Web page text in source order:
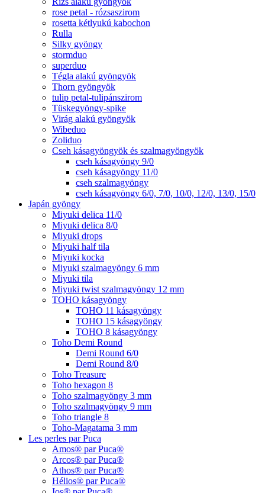
rose petal - rózsaszirom
rosetta kétlyukú kabochon
Rulla
Silky gyöngy
stormduo
superduo
Tégla alakú gyöngyök
Thorn gyöngyök
tulip petal-tulipánszirom
Tüskegyöngy-spike
Virág alakú gyöngyök
Wibeduo
Zoliduo
Cseh kásagyöngyök és szalmagyöngyök
cseh kásagyöngy 9/0
cseh kásagyöngy 11/0
cseh szalmagyöngy
cseh kásagyöngy 6/0, 7/0, 10/0, 12/0, 13/0, 15/0
Japán gyöngy
Miyuki delica 11/0
Miyuki delica 8/0
Miyuki drops
Miyuki half tila
Miyuki kocka
Miyuki szalmagyöngy 6 mm
Miyuki tila
Miyuki twist szalmagyöngy 12 mm
TOHO kásagyöngy
TOHO 11 kásagyöngy
TOHO 15 kásagyöngy
TOHO 8 kásagyöngy
Toho Demi Round
Demi Round 6/0
Demi Round 8/0
Toho Treasure
Toho hexagon 8
Toho szalmagyöngy 3 mm
Toho szalmagyöngy 9 mm
Toho triangle 8
Toho-Magatama 3 mm
Les perles par Puca
Amos® par Puca®
Arcos® par Puca®
Athos® par Puca®
Hélios® par Puca®